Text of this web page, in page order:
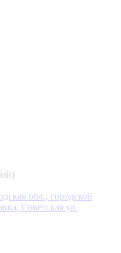
обл., городской
Советская ул.